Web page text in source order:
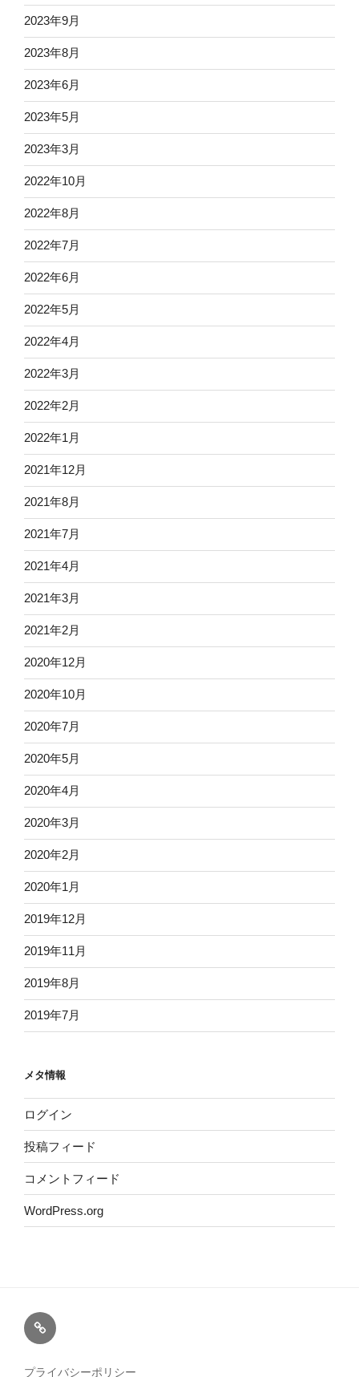
2023年9月
2023年8月
2023年6月
2023年5月
2023年3月
2022年10月
2022年8月
2022年7月
2022年6月
2022年5月
2022年4月
2022年3月
2022年2月
2022年1月
2021年12月
2021年8月
2021年7月
2021年4月
2021年3月
2021年2月
2020年12月
2020年10月
2020年7月
2020年5月
2020年4月
2020年3月
2020年2月
2020年1月
2019年12月
2019年11月
2019年8月
2019年7月
メタ情報
ログイン
投稿フィード
コメントフィード
WordPress.org
横
浜
プライバシーポリシー